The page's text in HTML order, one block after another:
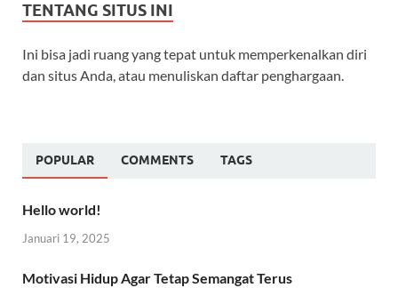
TENTANG SITUS INI
Ini bisa jadi ruang yang tepat untuk memperkenalkan diri
dan situs Anda, atau menuliskan daftar penghargaan.
POPULAR COMMENTS TAGS
Hello world!
Januari 19, 2025
Motivasi Hidup Agar Tetap Semangat Terus